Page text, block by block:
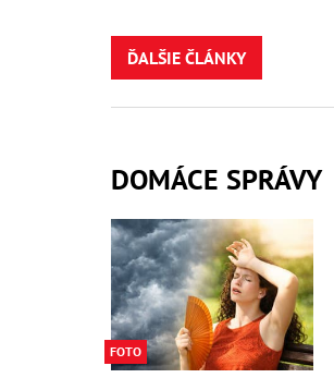
ĎALŠIE ČLÁNKY
DOMÁCE SPRÁVY
FOTO